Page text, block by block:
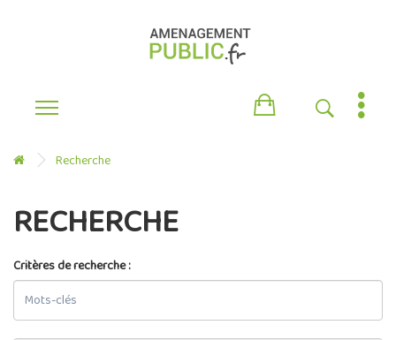
Recherche
RECHERCHE
Critères de recherche :